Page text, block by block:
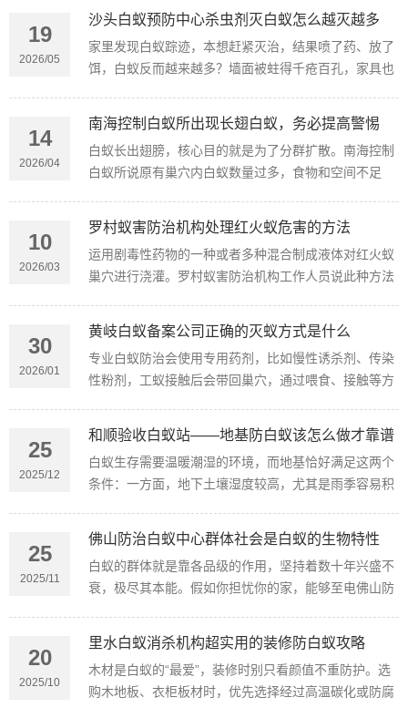
19
2026/05
沙头白蚁预防中心杀虫剂灭白蚁怎么越灭越多
家里发现白蚁踪迹，本想赶紧灭治，结果喷了药、放了
饵，白蚁反而越来越多？墙面被蛀得千疮百孔，家具也
14
2026/04
南海控制白蚁所出现长翅白蚁，务必提高警惕
白蚁长出翅膀，核心目的就是为了分群扩散。南海控制
白蚁所说原有巢穴内白蚁数量过多，食物和空间不足
10
2026/03
罗村蚁害防治机构处理红火蚁危害的方法
运用剧毒性药物的一种或者多种混合制成液体对红火蚁
巢穴进行浇灌。罗村蚁害防治机构工作人员说此种方法
30
2026/01
黄岐白蚁备案公司正确的灭蚁方式是什么
专业白蚁防治会使用专用药剂，比如慢性诱杀剂、传染
性粉剂，工蚁接触后会带回巢穴，通过喂食、接触等方
25
2025/12
和顺验收白蚁站——地基防白蚁该怎么做才靠谱
白蚁生存需要温暖潮湿的环境，而地基恰好满足这两个
条件：一方面，地下土壤湿度较高，尤其是雨季容易积
25
2025/11
佛山防治白蚁中心群体社会是白蚁的生物特性
白蚁的群体就是靠各品级的作用，坚持着数十年兴盛不
衰，极尽其本能。假如你担忧你的家，能够至电佛山防
20
2025/10
里水白蚁消杀机构超实用的装修防白蚁攻略
木材是白蚁的“最爱”，装修时别只看颜值不重防护。选
购木地板、衣柜板材时，优先选择经过高温碳化或防腐